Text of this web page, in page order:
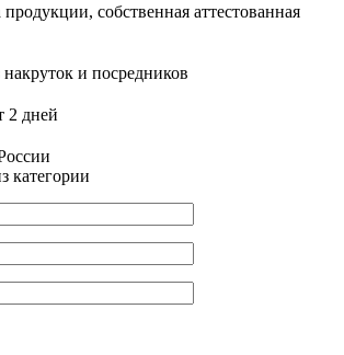
продукции, собственная аттестованная
накруток и посредников
2 дней
категории